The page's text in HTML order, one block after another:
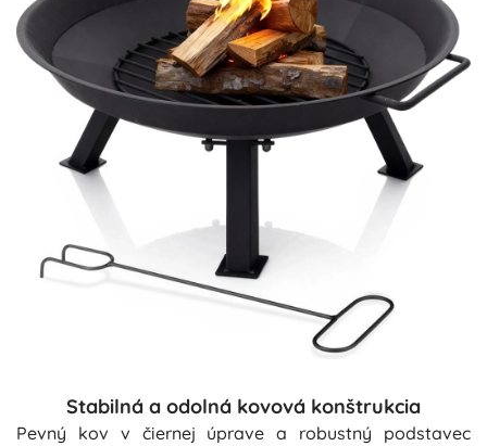
Stabilná a odolná kovová konštrukcia
Pevný kov v čiernej úprave a robustný podstavec